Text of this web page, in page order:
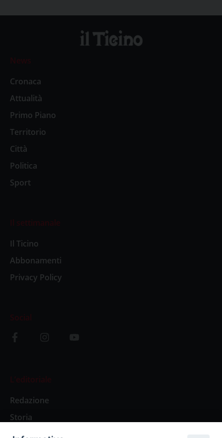
News
Cronaca
Attualità
Primo Piano
Territorio
Città
Politica
Sport
Il settimanale
Il Ticino
Abbonamenti
Privacy Policy
Social
L’editoriale
Redazione
Storia